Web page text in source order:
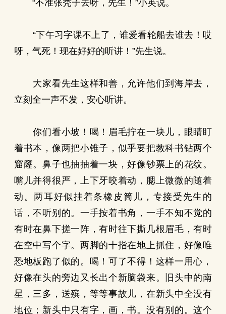
“不准张秃子去呀，先生！”小英说。
“下午习字课不上了，谁爱看轮船去谁去！哎
呀，气死！现在好好的听讲！”先生说。
大家看先生这样和善，允许他们到海岸去，
立刻全一声不发，安心听讲。
你们看小坡！喝！眉毛拧在一块儿，眼睛盯
着书本，像两把小锥子，似乎要把教科书钻两个
窟窿。鼻子也抽抽着一块，好像钞票上的花纹。
嘴儿并得很严，上下牙咬着动，腮上微微的随着
动。两耳好似挂着条橡皮筒儿，专接受先生的
话，不听别的。一手按着书角，一手不知不觉的
有时在鼻下搓一阵，有时往下撕几根眉毛，有时
在空中写个字。两脚的十指在地上抓住，好像唯
恐地板跑了似的。喝！可了不得！这样一用心，
好像在头的旁边又长出个新脑袋来。旧头中的南
星，三多，送殡，等等事故儿，在新头中全没有
地位；新头中只有字，画，书。没有别的。这个